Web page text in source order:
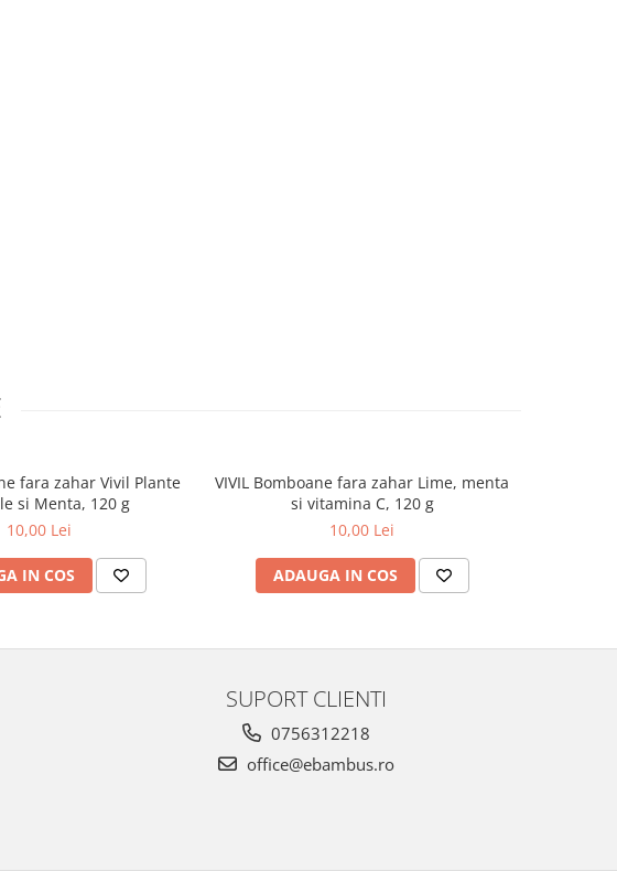
fara zahar Vivil Plante
si Menta, 120 g
10,00 Lei
IN COS
VIVIL Bomboane fara zahar Lime, menta
si vitamina C, 120 g
10,00 Lei
ADAUGA IN COS
SUPORT CLIENTI
0756312218
office@ebambus.ro